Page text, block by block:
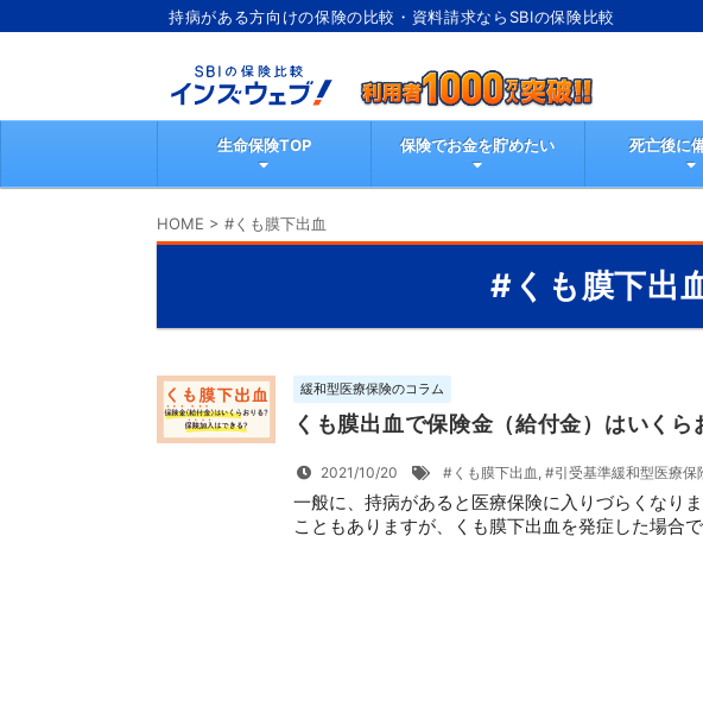
持病がある方向けの保険の比較・資料請求ならSBIの保険比較
生命保険TOP 保険でお金を貯めたい 死亡後に
HOME > #くも膜下出血
#くも膜下出
緩和型医療保険のコラム
くも膜出血で保険金（給付金）はいくら
2021/10/20 #くも膜下出血 , #引受基準緩和型医療保
一般に、持病があると医療保険に入りづらくなり
こともありますが、くも膜下出血を発症した場合